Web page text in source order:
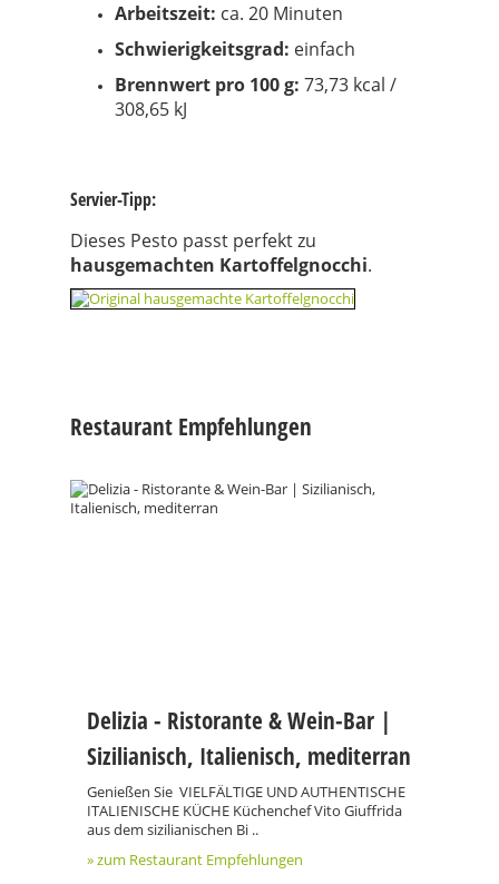
Arbeitszeit: ca. 20 Minuten
Schwierigkeitsgrad: einfach
Brennwert pro 100 g: 73,73 kcal /
308,65 kJ
Servier-Tipp:
Dieses Pesto passt perfekt zu
hausgemachten Kartoffelgnocchi.
Restaurant Empfehlungen
Delizia - Ristorante & Wein-Bar |
Sizilianisch, Italienisch, mediterran
Genießen Sie VIELFÄLTIGE UND AUTHENTISCHE
ITALIENISCHE KÜCHE Küchenchef Vito Giuffrida
aus dem sizilianischen Bi ..
» zum Restaurant Empfehlungen